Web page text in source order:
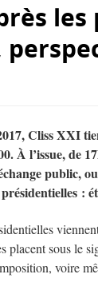
Cliss XXI
À l’issue, de
public,
:
placent sous le
voire